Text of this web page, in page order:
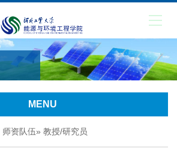
MENU
师资队伍» 教授/研究员